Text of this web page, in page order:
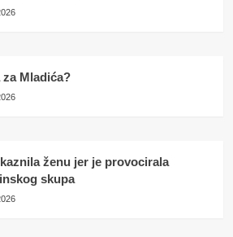
Mladića?
ženu jer je provocirala
skupa